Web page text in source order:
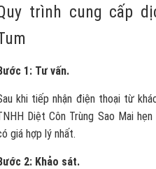
trình cung cấp
1: Tư vấn.
khi tiếp nhận điện thoại từ
Diệt Côn Trùng Sao Mai
giá hợp lý nhất.
2: Khảo sát.